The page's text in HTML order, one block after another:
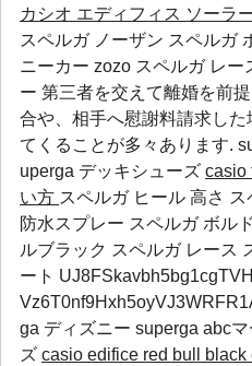
カシオ エディフィス ソーラ
スペルガ ノーザン スペルガ
ニーカー zozo スペルガ レー
ー 第三者を交えて離婚を前
合や、相手へ慰謝料請求し
てくることが多々あります.
uperga デッキシューズ casio
い方 スペルガ ヒール 高さ
防水スプレー スペルガ ボル
ルブラック スペルガ レース
ート
ga ディズニー superga abcマ
ズ casio edifice red bull black